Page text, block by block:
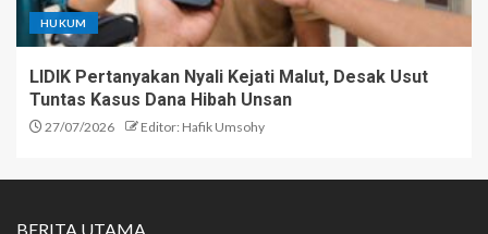
HUKUM
LIDIK Pertanyakan Nyali Kejati Malut, Desak Usut
Tuntas Kasus Dana Hibah Unsan
27/07/2026 Editor: Hafik Umsohy
BERITA UTAMA